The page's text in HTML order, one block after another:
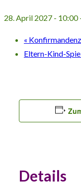
28. April 2027 - 10:00
«
Eltern-Kind-
Details